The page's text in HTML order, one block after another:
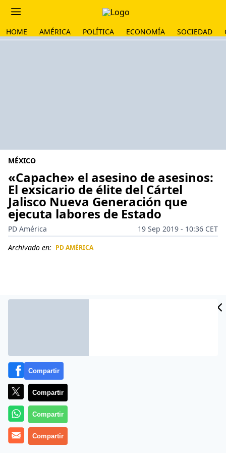
HOME AMÉRICA POLÍTICA ECONOMÍA SOCIEDAD
MÉXICO
«Capache» el asesino de asesinos:
El exsicario de élite del Cártel
Jalisco Nueva Generación que
ejecuta labores de Estado
PD América
19 Sep 2019 - 10:36 CET
Archivado en: PD AMÉRICA
Más información
Compartir
Compartir
Compartir
Compartir